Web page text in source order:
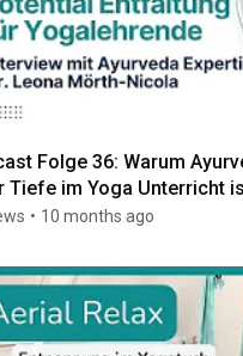
Folge 36: Warum
Tiefe im Yoga Unterricht
• 10 months ago